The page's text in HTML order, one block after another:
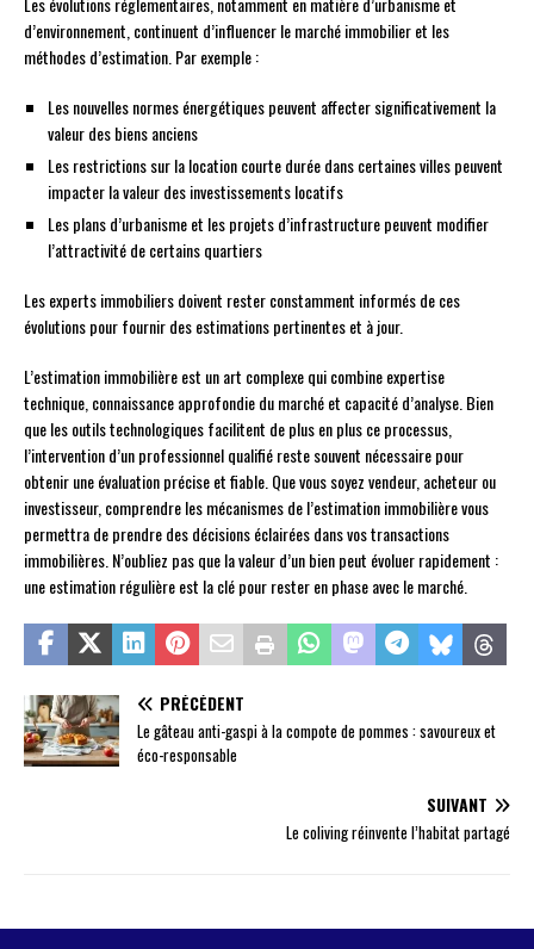
d’environnement, continuent d’influencer le marché immobilier et les
méthodes d’estimation. Par exemple :
Les nouvelles normes énergétiques peuvent affecter significativement la
valeur des biens anciens
Les restrictions sur la location courte durée dans certaines villes peuvent
impacter la valeur des investissements locatifs
Les plans d’urbanisme et les projets d’infrastructure peuvent modifier
l’attractivité de certains quartiers
Les experts immobiliers doivent rester constamment informés de ces
évolutions pour fournir des estimations pertinentes et à jour.
L’estimation immobilière est un art complexe qui combine expertise
technique, connaissance approfondie du marché et capacité d’analyse. Bien
que les outils technologiques facilitent de plus en plus ce processus,
l’intervention d’un professionnel qualifié reste souvent nécessaire pour
obtenir une évaluation précise et fiable. Que vous soyez vendeur, acheteur ou
investisseur, comprendre les mécanismes de l’estimation immobilière vous
permettra de prendre des décisions éclairées dans vos transactions
immobilières. N’oubliez pas que la valeur d’un bien peut évoluer rapidement :
une estimation régulière est la clé pour rester en phase avec le marché.
PRÉCÉDENT
Le gâteau anti-gaspi à la compote de pommes : savoureux et
éco-responsable
SUIVANT
Le coliving réinvente l’habitat partagé